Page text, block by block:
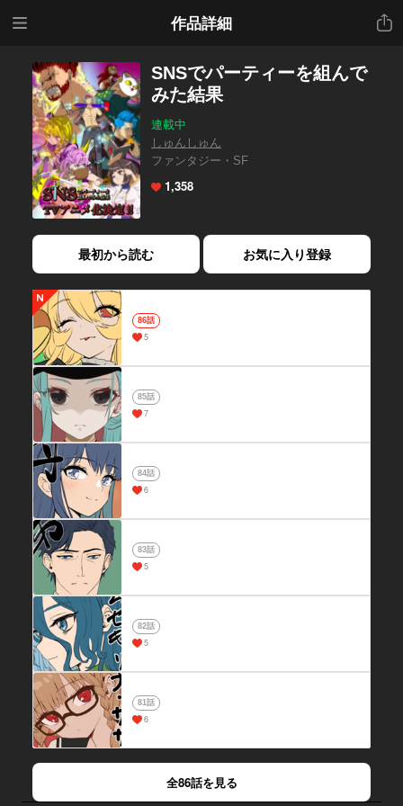
作品詳細
共有
SNSでパーティーを組んで
みた結果
連載中
しゅんしゅん
ファンタジー・SF
1,358
最初から読む お気に入り登録
86話
5
85話
7
84話
6
83話
5
82話
5
81話
6
全86話を見る